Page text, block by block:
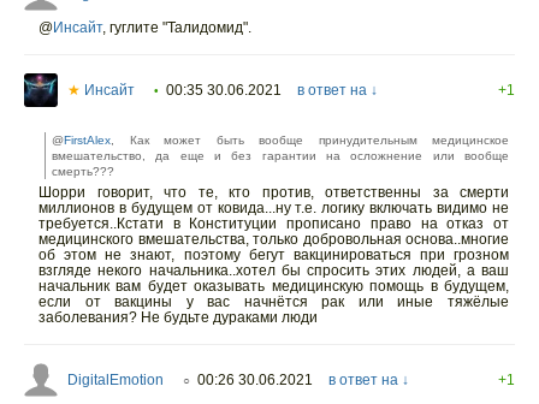
@Инсайт, гуглите "Талидомид".
★ Инсайт • 00:35 30.06.2021 в ответ на ↓ +1
@FirstAlex, Как может быть вообще принудительным медицинское
вмешательство, да еще и без гарантии на осложнение или вообще
смерть???
Шорри говорит, что те, кто против, ответственны за смерти
миллионов в будущем от ковида...ну т.е. логику включать видимо не
требуется..Кстати в Конституции прописано право на отказ от
медицинского вмешательства, только добровольная основа..многие
об этом не знают, поэтому бегут вакцинироваться при грозном
взгляде некого начальника..хотел бы спросить этих людей, а ваш
начальник вам будет оказывать медицинскую помощь в будущем,
если от вакцины у вас начнётся рак или иные тяжёлые
заболевания? Не будьте дураками люди
DigitalEmotion ○ 00:26 30.06.2021 в ответ на ↓
+1